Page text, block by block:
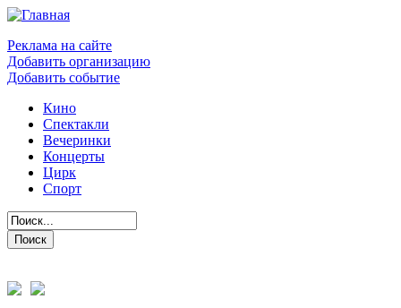
Реклама на сайте
Добавить организацию
Добавить событие
Кино
Спектакли
Вечеринки
Концерты
Цирк
Спорт